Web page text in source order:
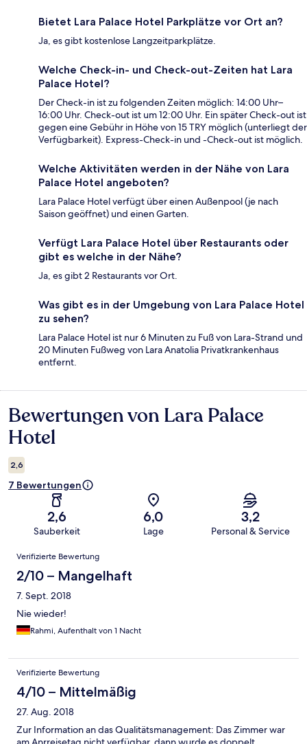
Bietet Lara Palace Hotel Parkplätze vor Ort an?
Ja, es gibt kostenlose Langzeitparkplätze.
Welche Check-in- und Check-out-Zeiten hat Lara
Palace Hotel?
Der Check-in ist zu folgenden Zeiten möglich: 14:00 Uhr–
16:00 Uhr. Check-out ist um 12:00 Uhr. Ein später Check-out ist
gegen eine Gebühr in Höhe von 15 TRY möglich (unterliegt der
Verfügbarkeit). Express-Check-in und -Check-out ist möglich.
Welche Aktivitäten werden in der Nähe von Lara
Palace Hotel angeboten?
Lara Palace Hotel verfügt über einen Außenpool (je nach
Saison geöffnet) und einen Garten.
Verfügt Lara Palace Hotel über Restaurants oder
gibt es welche in der Nähe?
Ja, es gibt 2 Restaurants vor Ort.
Was gibt es in der Umgebung von Lara Palace Hotel
zu sehen?
Lara Palace Hotel ist nur 6 Minuten zu Fuß von Lara-Strand und
20 Minuten Fußweg von Lara Anatolia Privatkrankenhaus
entfernt.
Bewertungen
Bewertungen von Lara Palace
Hotel
2,6
7 Bewertungen
2,6
Sauberkeit
6,0
Lage
3,2
Personal & Service
Bewertungen
Verifizierte Bewertung
2/10 – Mangelhaft
7. Sept. 2018
Nie wieder!
Rahmi, Aufenthalt von 1 Nacht
Verifizierte Bewertung
4/10 – Mittelmäßig
27. Aug. 2018
Zur Information an das Qualitätsmanagement: Das Zimmer war